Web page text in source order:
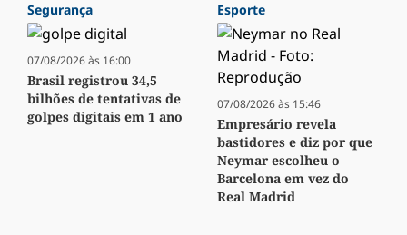
Segurança
07/08/2026 às 16:00
Brasil registrou 34,5
bilhões de tentativas de
golpes digitais em 1 ano
Esporte
07/08/2026 às 15:46
Empresário revela
bastidores e diz por que
Neymar escolheu o
Barcelona em vez do
Real Madrid